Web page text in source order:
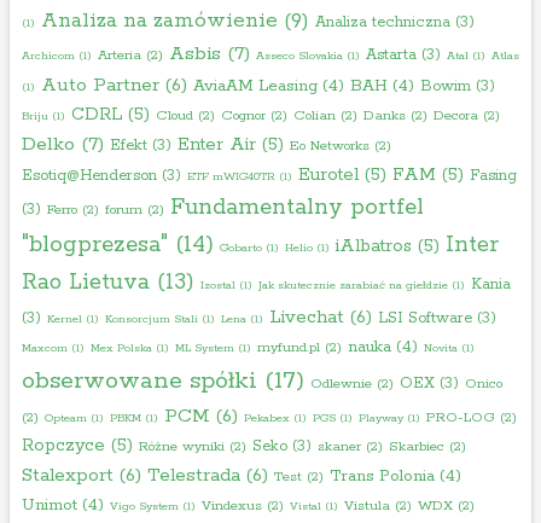
(1) Analiza na zamówienie (9) Analiza techniczna(3)
Archicom(1) Arteria(2) Asbis (7) Asseco Slovakia(1) Astarta(3) Atal(1) Atlas
(1) Auto Partner(6) AviaAM Leasing(4) BAH (4) Bowim(3)
Briju(1) CDRL(5) Cloud(2) Cognor(2) Colian(2) Danks(2) Decora(2)
Delko (7) Efekt(3) Enter Air(5) Eo Networks(2)
Esotiq@Henderson(3) ETF mWIG40TR(1) Eurotel(5) FAM (5) Fasing
(3) Ferro(2) forum(2) Fundamentalny portfel
"blogprezesa" (14) Gobarto(1) Helio(1) iAlbatros (5) Inter
Rao Lietuva(13) Izostal(1) Jak skutecznie zarabiać na giełdzie(1) Kania
(3) Kernel(1) Konsorcjum Stali(1) Lena(1) Livechat(6) LSI Software(3)
Maxcom(1) Mex Polska(1) ML System(1) myfund.pl(2) nauka(4) Novita(1)
obserwowane spółki (17) Odlewnie(2) OEX(3) Onico
(2) Opteam(1) PBKM(1) PCM (6) Pekabex(1) PGS(1) Playway(1) PRO-LOG (2)
Ropczyce (5) Różne wyniki(2) Seko(3) skaner(2) Skarbiec (2)
Stalexport(6) Telestrada(6) Test(2) Trans Polonia(4)
Unimot(4) Vigo System(1) Vindexus(2) Vistal(1) Vistula(2) WDX(2)